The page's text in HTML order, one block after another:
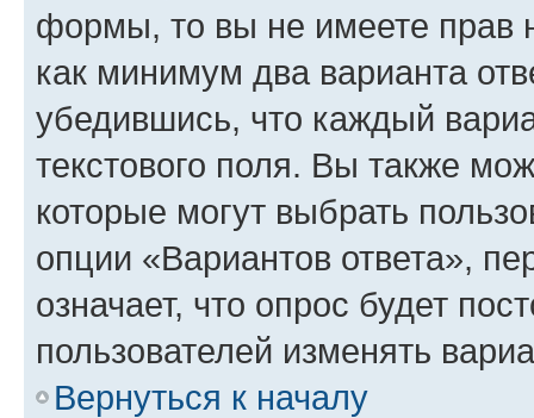
формы, то вы не имеете прав
как минимум два варианта
убедившись, что каждый
текстового поля. Вы также
которые могут выбрать
опции «Вариантов ответа»,
означает, что опрос будет
пользователей изменять
Вернуться к началу